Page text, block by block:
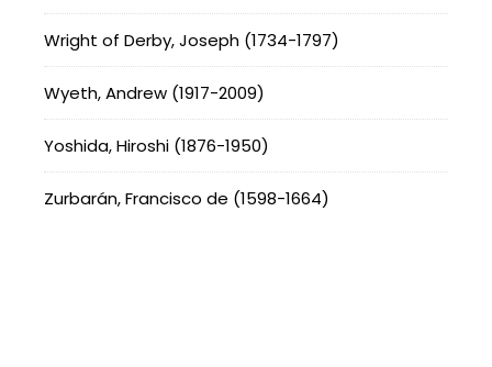
Wright of Derby, Joseph (1734-1797)
Wyeth, Andrew (1917-2009)
Yoshida, Hiroshi (1876-1950)
Zurbarán, Francisco de (1598-1664)